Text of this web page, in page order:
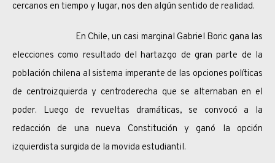
cercanos en tiempo y lugar, nos den algún sentido de realidad.
En Chile, un casi marginal Gabriel Boric gana las
elecciones como resultado del hartazgo de gran parte de la
población chilena al sistema imperante de las opciones políticas
de centroizquierda y centroderecha que se alternaban en el
poder. Luego de revueltas dramáticas, se convocó a la
redacción de una nueva Constitución y ganó la opción
izquierdista surgida de la movida estudiantil.